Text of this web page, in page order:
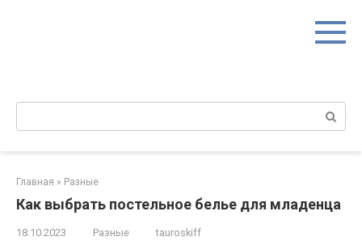
Поиск:
Главная » Разные
Как выбрать постельное белье для младенца
18.10.2023 Разные tauroskiff